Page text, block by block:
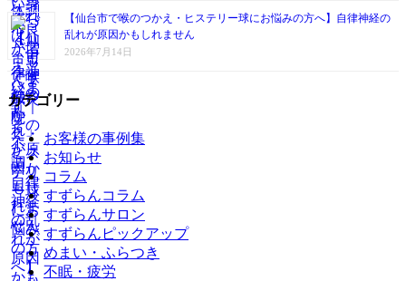
【仙台市で喉のつかえ・ヒステリー球にお悩みの方へ】自律神経の
乱れが原因かもしれません
2026年7月14日
カテゴリー
お客様の事例集
お知らせ
コラム
すずらんコラム
すずらんサロン
すずらんピックアップ
めまい・ふらつき
不眠・疲労